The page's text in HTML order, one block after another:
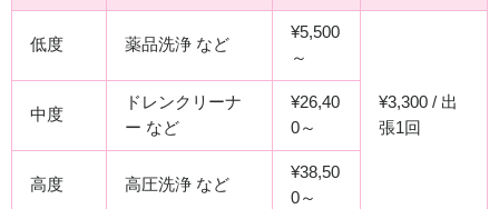
低度 薬品洗浄 など
¥5,500
～
¥3,300 / 出
張1回
中度
ドレンクリーナ
ー など
¥26,40
0～
高度 高圧洗浄 など
¥38,50
0～